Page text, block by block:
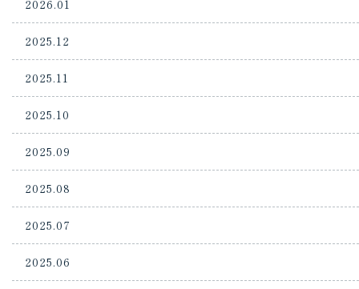
2026.01
2025.12
2025.11
2025.10
2025.09
2025.08
2025.07
2025.06